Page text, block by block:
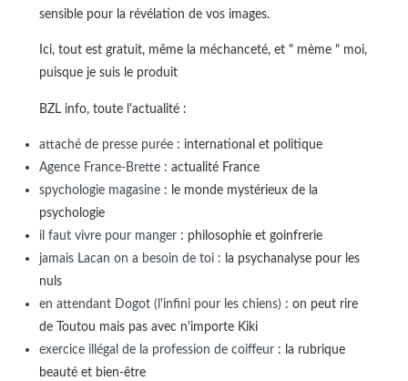
sensible pour la révélation de vos images.
Ici, tout est gratuit, même la méchanceté, et " mème " moi,
puisque je suis le produit
BZL info, toute l'actualité :
attaché de presse purée: international et politique
Agence France-Brette: actualité France
spychologie magasine: le monde mystérieux de la
psychologie
il faut vivre pour manger: philosophie et goinfrerie
jamais Lacan on a besoin de toi: la psychanalyse pour les
nuls
en attendant Dogot (l'infini pour les chiens): on peut rire
de Toutou mais pas avec n'importe Kiki
exercice illégal de la profession de coiffeur: la rubrique
beauté et bien-être